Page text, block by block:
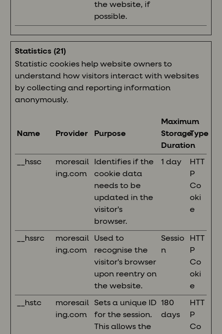
the website, if
possible.
Statistics (21)
Statistic cookies help website owners to
understand how visitors interact with websites
by collecting and reporting information
anonymously.
Name Provider Purpose
Maximum
Storage
Duration
Type
__hssc
moresail
ing.com
Identifies if the
cookie data
needs to be
updated in the
visitor's
browser.
1 day
HTT
P
Co
oki
e
__hssrc
moresail
ing.com
Used to
recognise the
visitor's browser
upon reentry on
the website.
Sessio
n
HTT
P
Co
oki
e
__hstc
moresail
ing.com
Sets a unique ID
for the session.
This allows the
180
days
HTT
P
Co